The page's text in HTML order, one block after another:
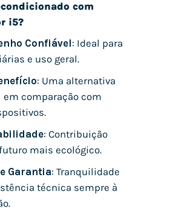
com
i5?
Confiável: Ideal para
e uso geral.
: Uma alternativa
em comparação com
: Contribuição
mais ecológico.
Garantia: Tranquilidade
técnica sempre à